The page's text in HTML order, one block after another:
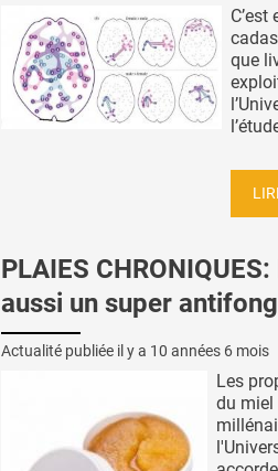
que
PLAIES
aussi un super
Actualité publiée il y a 10 années 6 mois
Les
du miel